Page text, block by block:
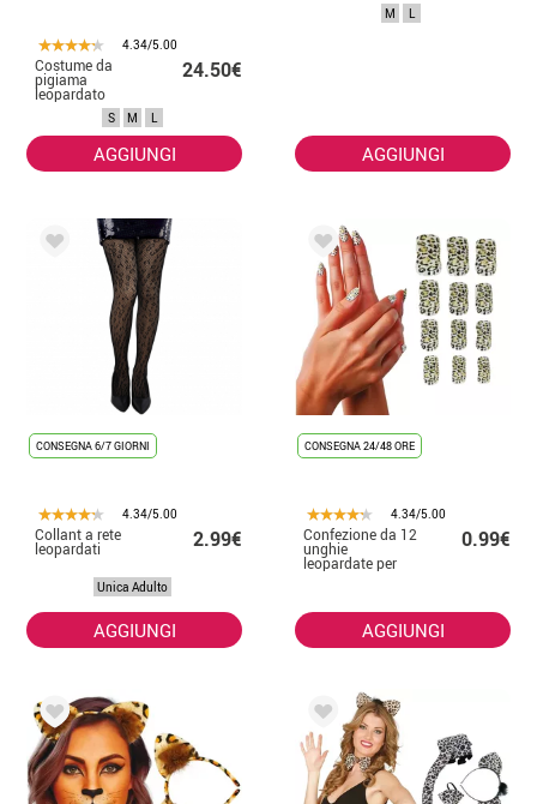
4.34/5.00
Costume da
pigiama
leopardato
marrone da
24.50€
S M L
AGGIUNGI
M L
AGGIUNGI
CONSEGNA 6/7 GIORNI
4.34/5.00
Collant a rete
leopardati 2.99€
Unica Adulto
AGGIUNGI
CONSEGNA 24/48 ORE
4.34/5.00
Confezione da 12
unghie
leopardate per
donna
0.99€
AGGIUNGI